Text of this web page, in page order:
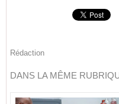
Rédaction
DANS LA MÊME